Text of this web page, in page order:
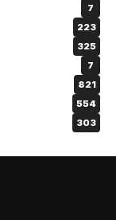
7
223
325
7
821
554
303